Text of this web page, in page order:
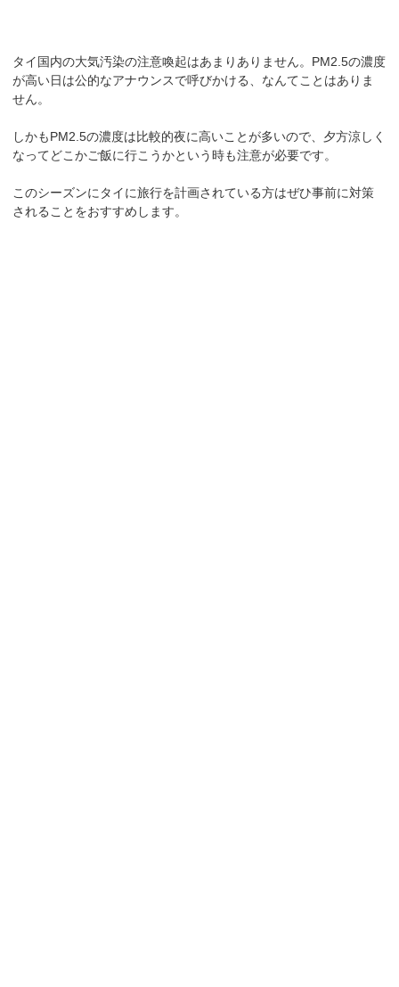
タイ国内の大気汚染の注意喚起はあまりありません。PM2.5の濃度
が高い日は公的なアナウンスで呼びかける、なんてことはありま
せん。
しかもPM2.5の濃度は比較的夜に高いことが多いので、夕方涼しく
なってどこかご飯に行こうかという時も注意が必要です。
このシーズンにタイに旅行を計画されている方はぜひ事前に対策
されることをおすすめします。